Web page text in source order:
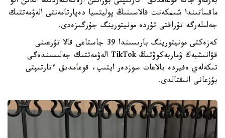
ماقساتىندا شىمكەنت قالاسىنىڭ پوليتسيا دەپارتامەنتى الەۋمەتتىك
جەلىلەرگە تۇراقتى تۇردە مونيتورينگ جۇرگىزەدى.
كەزەكتى مونيتورينگ بارىسىندا 39 جاستاعى قالا تۇرعىنى
قۋانىشبەك ۋماربەكوۆتىڭ TikTok الەۋمەتتىك جەلىسىندەگى
تىكەلەي ەفيردە بالاعات سوزدەر ايتىپ، قوعامدىق ءتارتىپتى
بۇزعانى انىقتالدى.